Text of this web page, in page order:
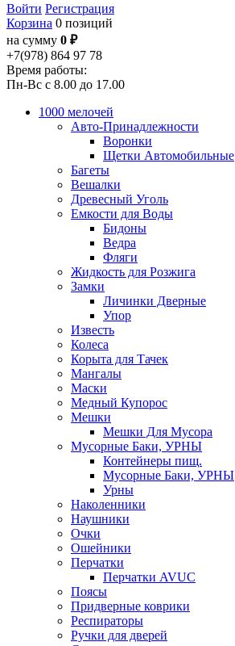
Войти Регистрация
Корзина 0 позиций
на сумму 0 ₽
+7(978) 864 97 78
Время работы:
Пн-Вс с 8.00 до 17.00
1000 мелочей
Авто-Принадлежности
Воронки
Щетки Автомобильные
Багеты
Вешалки
Древесный Уголь
Емкости для Воды
Бидоны
Ведра
Фляги
Жидкость для Розжига
Замки
Личинки Дверные
Упор
Известь
Колеса
Корыта для Тачек
Мангалы
Маски
Медный Купорос
Мешки
Мешки Для Мусора
Мусорные Баки, УРНЫ
Контейнеры пищ.
Мусорные Баки, УРНЫ
Урны
Наколенники
Наушники
Очки
Ошейники
Перчатки
Перчатки AVUC
Поясы
Придверные коврики
Респираторы
Ручки для дверей